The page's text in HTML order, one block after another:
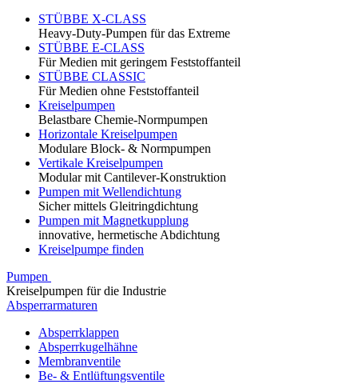
STÜBBE X-CLASS
Heavy-Duty-Pumpen für das Extreme
STÜBBE E-CLASS
Für Medien mit geringem Feststoffanteil
STÜBBE CLASSIC
Für Medien ohne Feststoffanteil
Kreiselpumpen
Belastbare Chemie-Normpumpen
Horizontale Kreiselpumpen
Modulare Block- & Normpumpen
Vertikale Kreiselpumpen
Modular mit Cantilever-Konstruktion
Pumpen mit Wellendichtung
Sicher mittels Gleitringdichtung
Pumpen mit Magnetkupplung
innovative, hermetische Abdichtung
Kreiselpumpe finden
Pumpen
Kreiselpumpen für die Industrie
Absperrarmaturen
Absperrklappen
Absperrkugelhähne
Membranventile
Be- & Entlüftungsventile